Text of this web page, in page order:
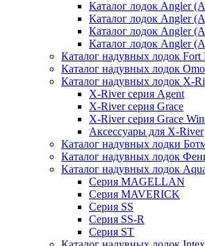
Каталог лодок Angler
Каталог лодок Angler
Каталог лодок Angler
Каталог лодок Angler
Каталог надувных лодок Fort
Каталог надувных лодок
Каталог надувных лодок X-
X-River серия Agent
X-River серия Grace
X-River серия Grace
Аксессуары для X-River
Каталог надувных лодки
Каталог надувных лодок
Каталог надувных лодок
Серия MAGELLAN
Серия MAVERICK
Серия SS
Серия SS-R
Серия ST